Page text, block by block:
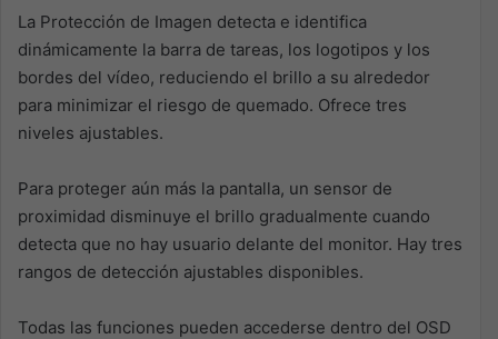
La Protección de Imagen detecta e identifica
dinámicamente la barra de tareas, los logotipos y los
bordes del vídeo, reduciendo el brillo a su alrededor
para minimizar el riesgo de quemado. Ofrece tres
niveles ajustables.
Para proteger aún más la pantalla, un sensor de
proximidad disminuye el brillo gradualmente cuando
detecta que no hay usuario delante del monitor. Hay tres
rangos de detección ajustables disponibles.
Todas las funciones pueden accederse dentro del OSD